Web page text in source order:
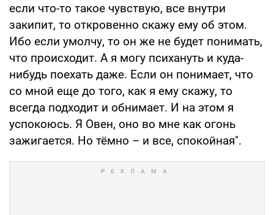
если что-то такое чувствую, все внутри
закипит, то откровенно скажу ему об этом.
Ибо если умолчу, то он же не будет понимать,
что происходит. А я могу психануть и куда-
нибудь поехать даже. Если он понимает, что
со мной еще до того, как я ему скажу, то
всегда подходит и обнимает. И на этом я
успокоюсь. Я Овен, оно во мне как огонь
зажигается. Но тёмно – и все, спокойная".